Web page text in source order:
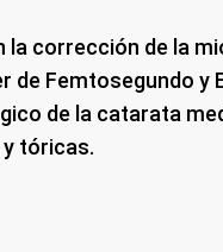
la corrección de la
de Femtosegundo y
de la catarata
tóricas.